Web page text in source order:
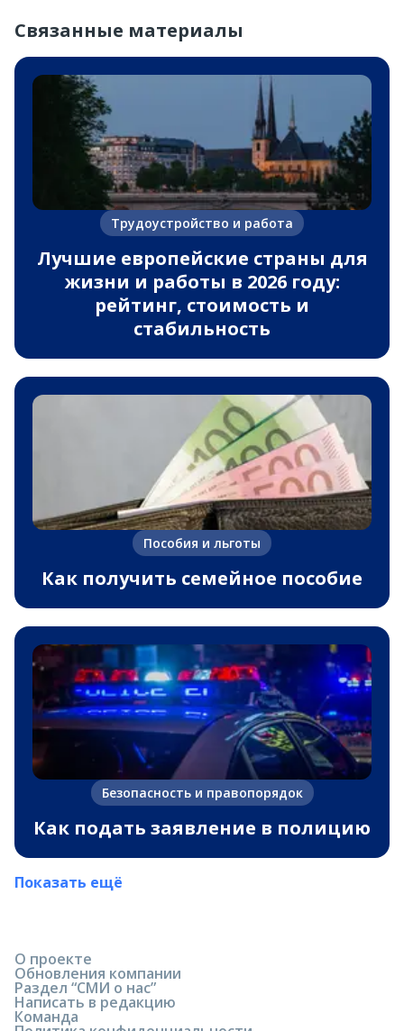
Связанные материалы
Трудоустройство и работа
Лучшие европейские страны для
жизни и работы в 2026 году:
рейтинг, стоимость и
стабильность
Пособия и льготы
Как получить семейное пособие
Безопасность и правопорядок
Как подать заявление в полицию
Показать ещё
О проекте
Обновления компании
Раздел “СМИ о нас”
Написать в редакцию
Команда